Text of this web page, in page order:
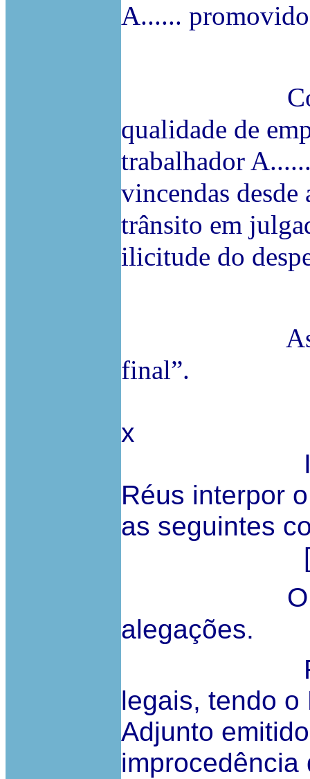
A......
Condenar
qualidade de
trabalhador
vincendas desde
trânsito em
ilicitude do
As custas
final”.
x
Réus interpor
as seguintes
alegações.
Foram
legais, tendo o
Adjunto
improcedência